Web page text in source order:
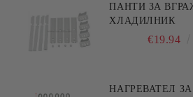
ПАНТИ ЗА
ХЛАДИЛНИК
€19.94
НАГРЕВАТЕЛ